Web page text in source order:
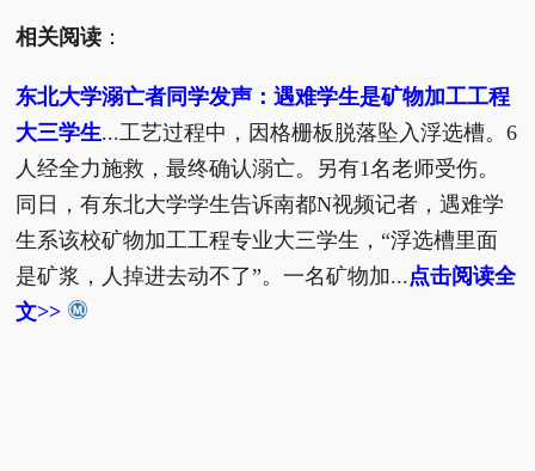
相关阅读 ：
东北大学溺亡者同学发声：遇难学生是矿物加工工程
大三学生...工艺过程中，因格栅板脱落坠入浮选槽。6
人经全力施救，最终确认溺亡。另有1名老师受伤。
同日，有东北大学学生告诉南都N视频记者，遇难学
生系该校矿物加工工程专业大三学生，“浮选槽里面
是矿浆，人掉进去动不了”。一名矿物加...点击阅读全
文>>